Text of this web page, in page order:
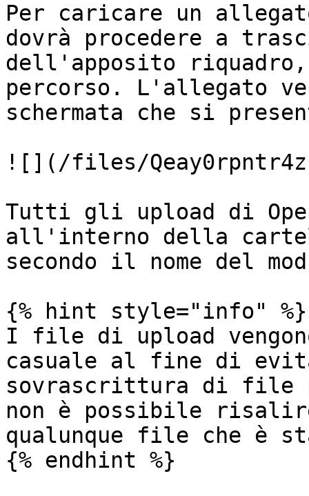
Per caricare un
dovrà procedere a
dell'apposito
percorso. L'allegato
schermata che si
![](/files/
Tutti gli upload di
all'interno della
secondo il nome del
{% hint style="info" %}
I file di upload
casuale al fine di
sovrascrittura di file
non è possibile risalire
qualunque file che è
{% endhint %}